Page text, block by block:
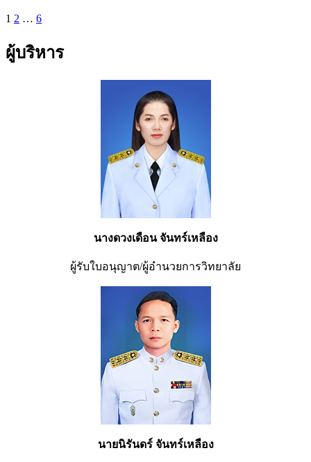
Posts
pagination
1 2 … 6
ผู้บริหาร
นางดวงเดือน จันทร์เหลือง
ผู้รับใบอนุญาต/ผู้อำนวยการวิทยาลัย
นายนิรันดร์ จันทร์เหลือง